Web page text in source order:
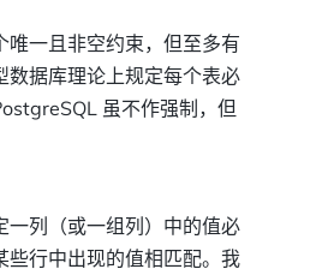
唯一且非空约束，但至多有
数据库理论上规定每个表必
虽不作强制，但
一列（或一组列）中的值必
些行中出现的值相匹配。我